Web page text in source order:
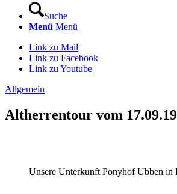
Suche
Menü Menü
Link zu Mail
Link zu Facebook
Link zu Youtube
Allgemein
Altherrentour vom
Unsere Unterkunft Ponyhof Ubben in